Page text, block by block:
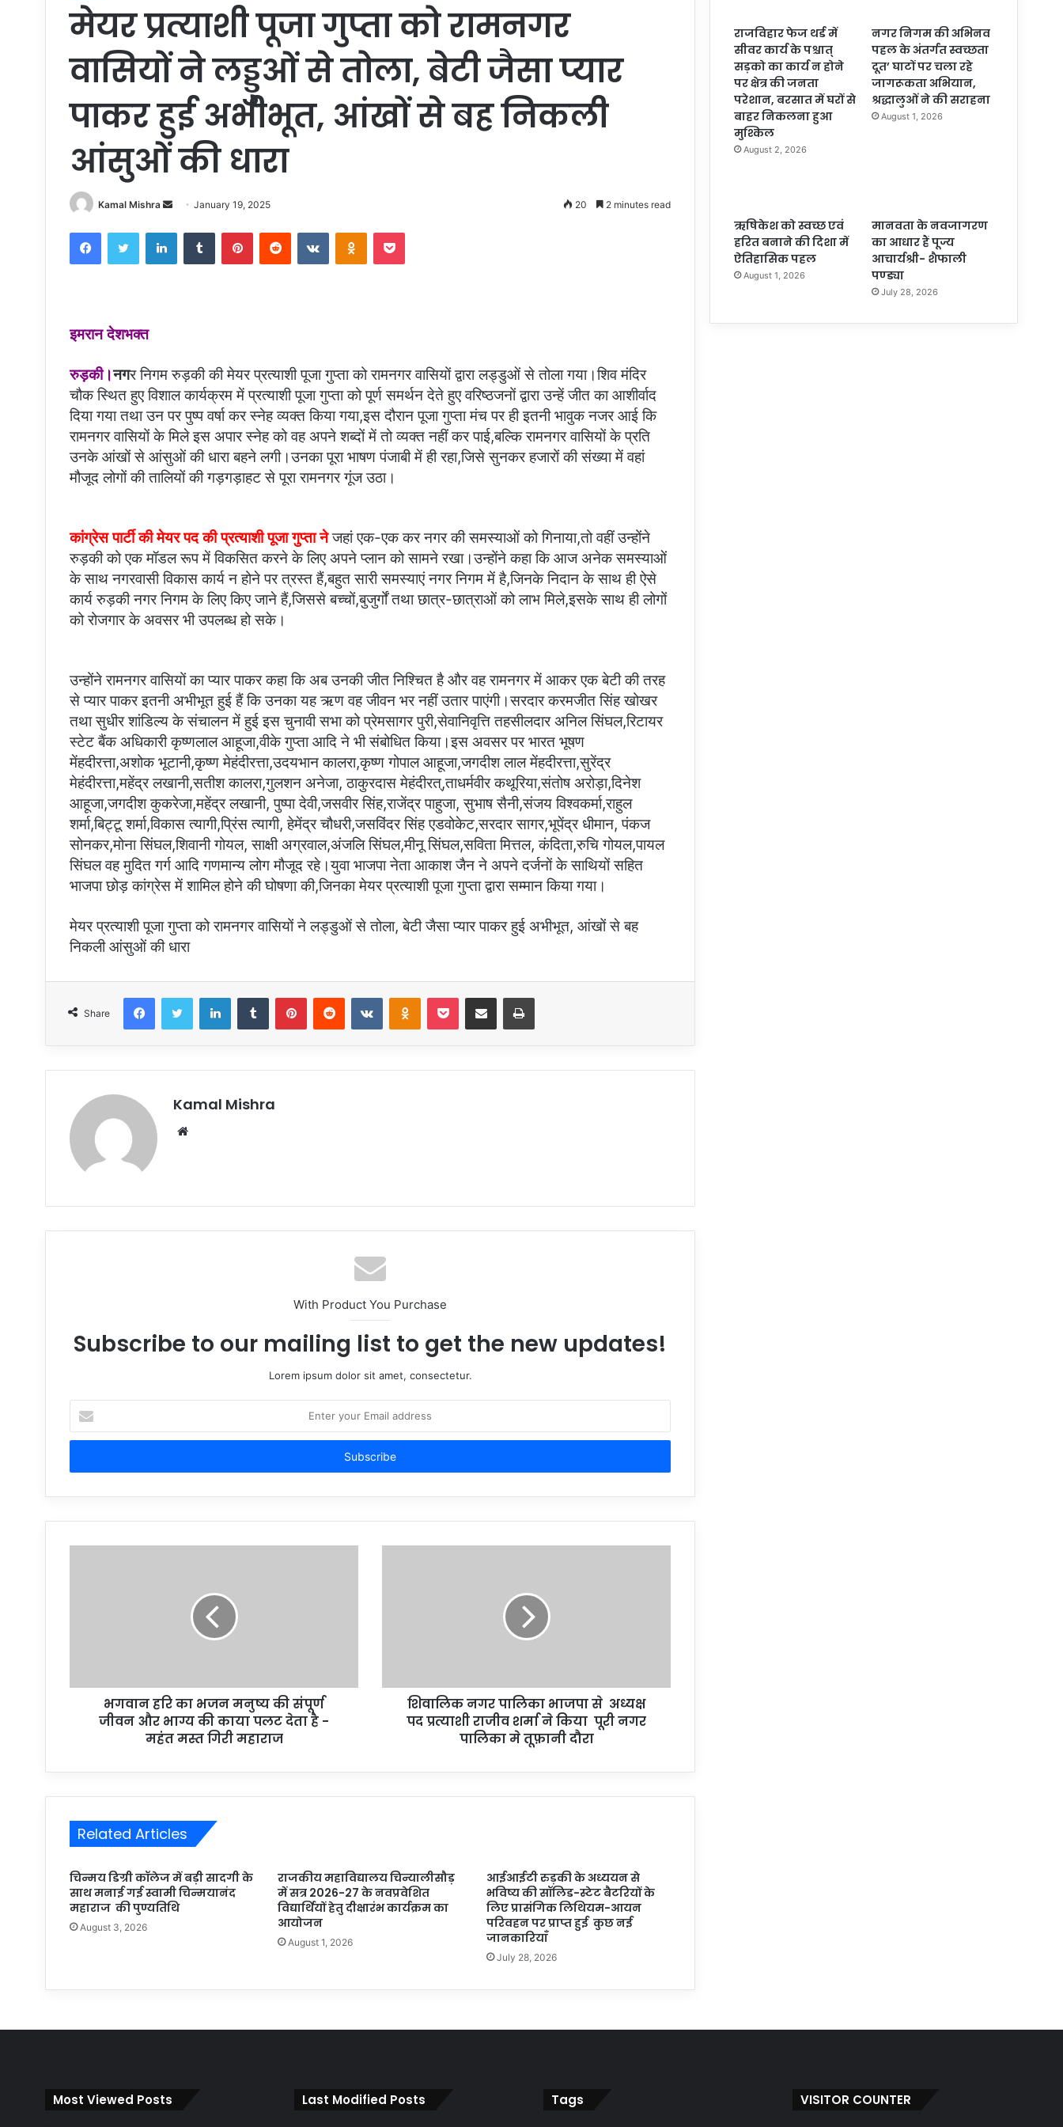
मेयर प्रत्याशी पूजा गुप्ता को रामनगर
वासियों ने लड्डुओं से तोला, बेटी जैसा प्यार
पाकर हुई अभीभूत, आंखों से बह निकली
आंसुओं की धारा
Kamal Mishra
Send January 19, 2025 20 2 minutes read
FacebookTwitter LinkedInTumblr PinterestReddit VKontakteOdnoklassniki
Pocket
इमरान देशभक्त
रुड़की।नगर निगम रुड़की की मेयर प्रत्याशी पूजा गुप्ता को रामनगर वासियों द्वारा लड्डुओं से तोला गया।शिव मंदिर
चौक स्थित हुए विशाल कार्यक्रम में प्रत्याशी पूजा गुप्ता को पूर्ण समर्थन देते हुए वरिष्ठजनों द्वारा उन्हें जीत का आशीर्वाद
दिया गया तथा उन पर पुष्प वर्षा कर स्नेह व्यक्त किया गया,इस दौरान पूजा गुप्ता मंच पर ही इतनी भावुक नजर आई कि
रामनगर वासियों के मिले इस अपार स्नेह को वह अपने शब्दों में तो व्यक्त नहीं कर पाई,बल्कि रामनगर वासियों के प्रति
उनके आंखों से आंसुओं की धारा बहने लगी।उनका पूरा भाषण पंजाबी में ही रहा,जिसे सुनकर हजारों की संख्या में वहां
मौजूद लोगों की तालियों की गड़गड़ाहट से पूरा रामनगर गूंज उठा।
कांग्रेस पार्टी की मेयर पद की प्रत्याशी पूजा गुप्ता नेजहां एक-एक कर नगर की समस्याओं को गिनाया,तो वहीं उन्होंने
रुड़की को एक मॉडल रूप में विकसित करने के लिए अपने प्लान को सामने रखा।उन्होंने कहा कि आज अनेक समस्याओं
के साथ नगरवासी विकास कार्य न होने पर त्रस्त हैं,बहुत सारी समस्याएं नगर निगम में है,जिनके निदान के साथ ही ऐसे
कार्य रुड़की नगर निगम के लिए किए जाने हैं,जिससे बच्चों,बुजुर्गों तथा छात्र-छात्राओं को लाभ मिले,इसके साथ ही लोगों
को रोजगार के अवसर भी उपलब्ध हो सके।
उन्होंने रामनगर वासियों का प्यार पाकर कहा कि अब उनकी जीत निश्चित है और वह रामनगर में आकर एक बेटी की तरह
से प्यार पाकर इतनी अभीभूत हुई हैं कि उनका यह ऋण वह जीवन भर नहीं उतार पाएंगी।सरदार करमजीत सिंह खोखर
तथा सुधीर शांडिल्य के संचालन में हुई इस चुनावी सभा को प्रेमसागर पुरी,सेवानिवृत्ति तहसीलदार अनिल सिंघल,रिटायर
स्टेट बैंक अधिकारी कृष्णलाल आहूजा,वीके गुप्ता आदि ने भी संबोधित किया।इस अवसर पर भारत भूषण
मेंहदीरत्ता,अशोक भूटानी,कृष्ण मेहंदीरत्ता,उदयभान कालरा,कृष्ण गोपाल आहूजा,जगदीश लाल मेंहदीरत्ता,सुरेंद्र
मेहंदीरत्ता,महेंद्र लखानी,सतीश कालरा,गुलशन अनेजा, ठाकुरदास मेहंदीरत्,ताधर्मवीर कथूरिया,संतोष अरोड़ा,दिनेश
आहूजा,जगदीश कुकरेजा,महेंद्र लखानी, पुष्पा देवी,जसवीर सिंह,राजेंद्र पाहुजा, सुभाष सैनी,संजय विश्वकर्मा,राहुल
शर्मा,बिट्टू शर्मा,विकास त्यागी,प्रिंस त्यागी, हेमेंद्र चौधरी,जसविंदर सिंह एडवोकेट,सरदार सागर,भूपेंद्र धीमान, पंकज
सोनकर,मोना सिंघल,शिवानी गोयल, साक्षी अग्रवाल,अंजलि सिंघल,मीनू सिंघल,सविता मित्तल, कंदिता,रुचि गोयल,पायल
सिंघल वह मुदित गर्ग आदि गणमान्य लोग मौजूद रहे।युवा भाजपा नेता आकाश जैन ने अपने दर्जनों के साथियों सहित
भाजपा छोड़ कांग्रेस में शामिल होने की घोषणा की,जिनका मेयर प्रत्याशी पूजा गुप्ता द्वारा सम्मान किया गया।
मेयर प्रत्याशी पूजा गुप्ता को रामनगर वासियों ने लड्डुओं से तोला, बेटी जैसा प्यार पाकर हुई अभीभूत, आंखों से बह
निकली आंसुओं की धारा
Share
FacebookTwitter LinkedInTumblr PinterestReddit VKontakteOdnoklassniki
Pocket Share via Email Print
Kamal Mishra
Website
With Product You Purchase
Subscribe to our mailing list to get the new updates!
Lorem ipsum dolor sit amet, consectetur.
your
Email
भगवान हरि का भजन मनुष्य की संपूर्ण
जीवन और भाग्य की काया पलट देता है -
महंत मस्त गिरी महाराज
शिवालिक नगर पालिका भाजपा से अध्यक्ष
पद प्रत्याशी राजीव शर्मा ने किया पूरी नगर
पालिका मे तूफ़ानी दौरा
Related Articles
चिन्मय डिग्री कॉलेज में बड़ी सादगी के
साथ मनाई गई स्वामी चिन्मयानंद
महाराज की पुण्यतिथि
August 3, 2026
राजकीय महाविद्यालय चिन्यालीसौड़
में सत्र 2026-27 के नवप्रवेशित
विद्यार्थियों हेतु दीक्षारंभ कार्यक्रम का
आयोजन
August 1, 2026
आईआईटी रुड़की के अध्ययन से
भविष्य की सॉलिड-स्टेट बैटरियों के
लिए प्रासंगिक लिथियम-आयन
परिवहन पर प्राप्त हुई कुछ नई
जानकारियाँ
July 28, 2026
राजविहार फेज थर्ड में
सीवर कार्य के पश्चात्
सड़को का कार्य न होने
पर क्षेत्र की जनता
परेशान, बरसात में घरों से
बाहर निकलना हुआ
मुश्किल
August 2, 2026
नगर निगम की अभिनव
पहल के अंतर्गत स्वच्छता
दूत’ घाटों पर चला रहे
जागरूकता अभियान,
श्रद्धालुओं ने की सराहना
August 1, 2026
ऋषिकेश को स्वच्छ एवं
हरित बनाने की दिशा में
ऐतिहासिक पहल
August 1, 2026
मानवता के नवजागरण
का आधार हैं पूज्य
आचार्यश्री- शैफाली
पण्ड्या
July 28, 2026
Most Viewed Posts Last Modified Posts Tags VISITOR COUNTER